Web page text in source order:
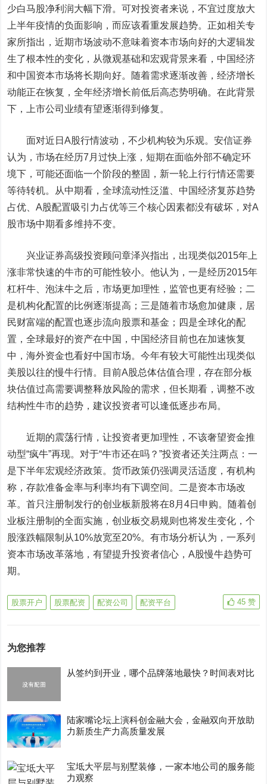
少白马股净利润大幅下滑。可对投资者来说，不宜过度放大
上半年疫情的负面影响，而应该看重发展趋势。正如相关专
家所指出，近期市场波动不意味着资本市场向好的大逻辑发
生了根本性的变化，从微观基础和宏观背景来看，中国经济
和中国资本市场将长期向好。随着需求逐渐改善，经济增长
动能正在恢复，全年经济增长前低后高态势明确。在此背景
下，上市公司业绩有望逐渐得到修复。
面对近日A股行情波动，不少机构较为乐观。安信证券
认为，市场在经历7月过快上涨，短期在面临外部不确定环
境下，可能还面临一个阶段的整固，新一轮上行行情还需要
等待转机。从中期看，全球流动性泛滥、中国经济复苏趋势
占优、A股配置吸引力占优等三个核心因素都没有破坏，对A
股市场中期看多维持不变。
兴业证券高级投资顾问章泽兴指出，出现类似2015年上
涨非常快速的牛市的可能性较小。他认为，一是经历2015年
杠杆牛、泡沫牛之后，市场更加理性，监管也更有经验；二
是机构化配置的比例逐渐提高；三是随着市场愈加健康，居
民财富端的配置也逐步流向股票和基金；四是全球化的配
置，全球最好的资产在中国，中国经济目前也在加速恢复
中，海外资金也看好中国市场。今年有较大可能性出现类似
美股以往的慢牛行情。目前A股总体估值合理，存在部分板
块估值过高需要调整释放风险的需求，但长期看，调整不改
结构性牛市的趋势，建议投资者可以逢低逐步布局。
近期的震荡行情，让投资者更加理性，不该奢望资金推
动型“疯牛”再现。对于“牛市还在吗？”投资者还关注两点：一
是下半年宏观经济政策。货币政策仍强调灵活适度，有机构
称，存款准备金率与利率均有下调空间。二是资本市场改
革。首只注册制发行的创业板新股将在8月4日申购。随着创
业板注册制的全面实施，创业板交易规则也将发生变化，个
股涨跌幅限制从10%放宽至20%。有市场分析认为，一系列
资本市场改革落地，有望提升投资者信心，A股慢牛趋势可
期。
股票开户 股票配资 配资公司 配资平台 45 赞
为您推荐
从签约到开业，哪个品牌落地最快？时间表对比
陆家嘴论坛上演科创金融大会，金融双向开放助
力新质生产力高质量发展
宝坻大平层与别墅装修，一家本地公司的服务能
力观察